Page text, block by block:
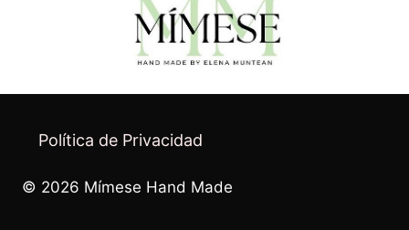
Política de Privacidad
© 2026 Mímese Hand Made